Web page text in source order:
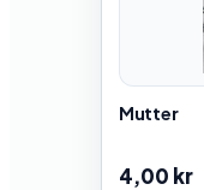
Mutter
4,00 kr